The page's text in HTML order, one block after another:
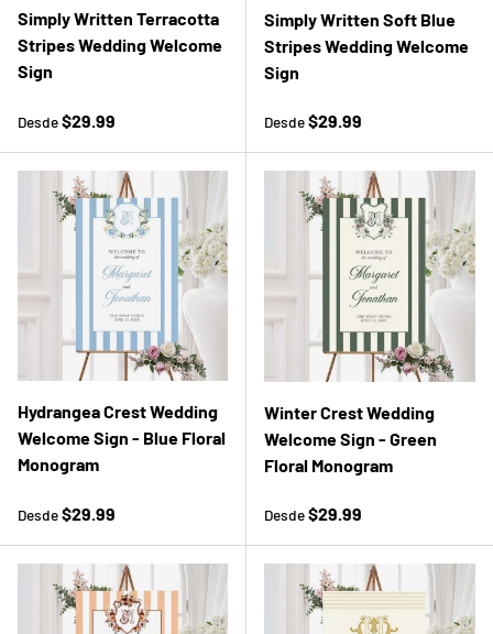
Simply Written Terracotta
Stripes Wedding Welcome
Sign
Precio normal
Desde$29.99
Simply Written Soft Blue
Stripes Wedding Welcome
Sign
Precio normal
Desde$29.99
Hydrangea Crest Wedding
Welcome Sign - Blue Floral
Monogram
Precio normal
Desde$29.99
Winter Crest Wedding
Welcome Sign - Green
Floral Monogram
Precio normal
Desde$29.99